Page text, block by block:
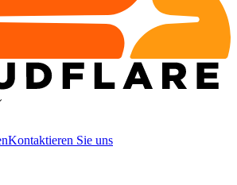
Kontaktieren Sie uns